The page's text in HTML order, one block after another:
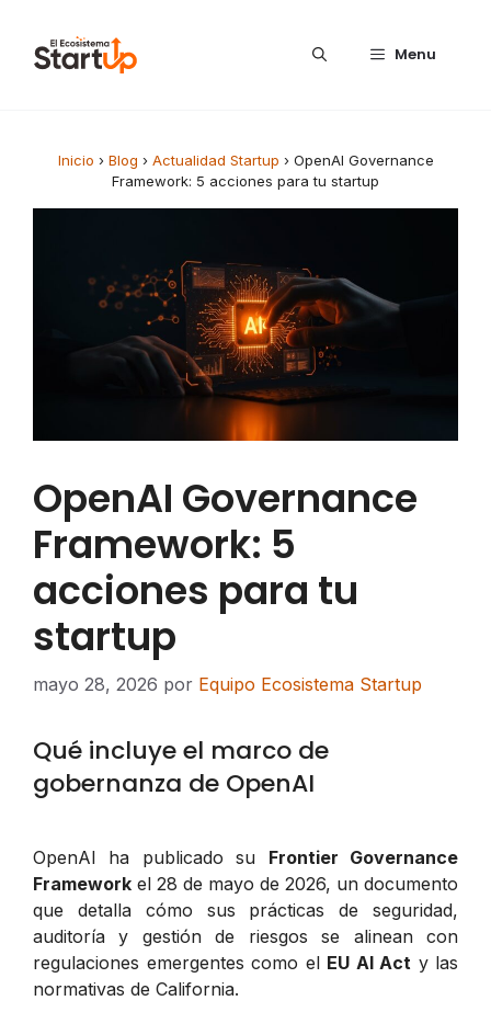
Menu
Inicio › Blog › Actualidad Startup › OpenAI Governance
Framework: 5 acciones para tu startup
OpenAI Governance
Framework: 5
acciones para tu
startup
mayo 28, 2026 por Equipo Ecosistema Startup
Qué incluye el marco de
gobernanza de OpenAI
OpenAI ha publicado su Frontier Governance
Framework el 28 de mayo de 2026, un documento
que detalla cómo sus prácticas de seguridad,
auditoría y gestión de riesgos se alinean con
regulaciones emergentes como el EU AI Act y las
normativas de California.